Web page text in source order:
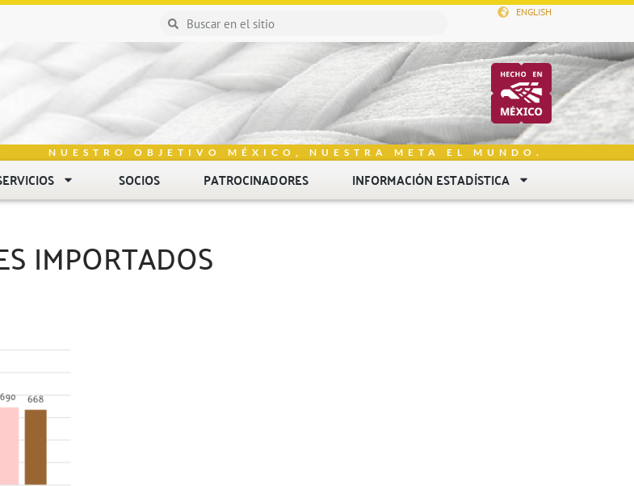
ENGLISH
NUESTRO OBJETIVO MÉXICO, NUESTRA META EL MUNDO.
SOCIOS PATROCINADORES INFORMACIÓN ESTADÍSTICA
IMPORTADOS